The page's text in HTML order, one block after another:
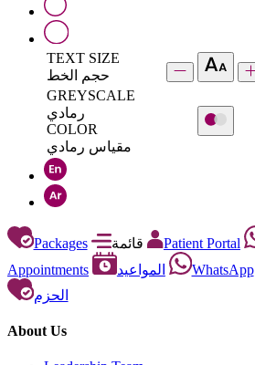
TEXT SIZE
حجم الخط
GREYSCALE
رمادي
COLOR
مقياس رمادي
Packages Patient Portal
Appointments
المواعيد WhatsApp
الحزم
About Us